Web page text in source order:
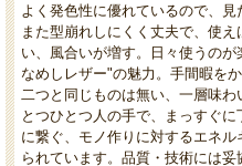
よく発色性に優れているので、見
また型崩れしにくく丈夫で、使
い、風合いが増す。日々使うの
なめしレザー"の魅力。手間暇を
二つと同じものは無い、一層味
とつひとつ人の手で、まっすぐ
に繋ぐ、モノ作りに対するエネ
られています。品質・技術には